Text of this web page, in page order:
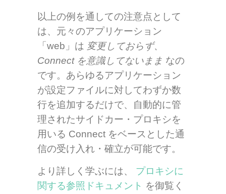
以上の例を通しての注意点として
は、元々のアプリケーション
「web」は 変更しておらず、
Connect を意識してないまま なの
です。あらゆるアプリケーション
が設定ファイルに対してわずか数
行を追加するだけで、自動的に管
理されたサイドカー・プロキシを
用いる Connect をベースとした通
信の受け入れ・確立が可能です。
より詳しく学ぶには、 プロキシに
関する参照ドキュメント を御覧く